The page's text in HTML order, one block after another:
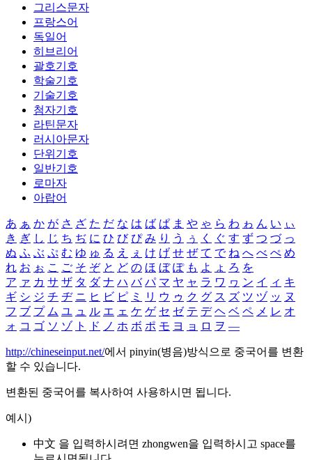
그리스문자
프랑스어
독일어
히브리어
괄호기호
학술기호
기술기호
첨자기호
라틴문자
러시아문자
단위기호
일반기호
로마자
아랍어
あ ぁ か が さ ざ た だ な は ば ぱ ま や ゃ ら わ ゎ ん い ぃ
き ぎ し じ ち ぢ に ひ び ぴ み り う ぅ く ぐ す ず つ づ っ
ぬ ふ ぶ ぷ む ゆ ゅ る え ぇ け げ せ ぜ て で ね へ べ ぺ め
れ お ぉ こ ご そ ぞ と ど の ほ ぼ ぽ も よ ょ ろ を
ア ァ カ サ ザ タ ダ ナ ハ バ パ マ ヤ ャ ラ ワ ヮ ン イ ィ キ
ギ シ ジ チ ヂ ニ ヒ ビ ピ ミ リ ウ ゥ ク グ ス ズ ツ ヅ ッ ヌ
フ ブ プ ム ユ ュ ル エ ェ ケ ゲ セ ゼ テ デ ヘ ベ ペ メ レ オ
ォ コ ゴ ソ ゾ ト ド ノ ホ ボ ポ モ ヨ ョ ロ ヲ ―
http://chineseinput.net/에서 pinyin(병음)방식으로 중국어를 변환
할 수 있습니다.
변환된 중국어를 복사하여 사용하시면 됩니다.
예시)
中文 을 입력하시려면 zhongwen을 입력하시고 space를